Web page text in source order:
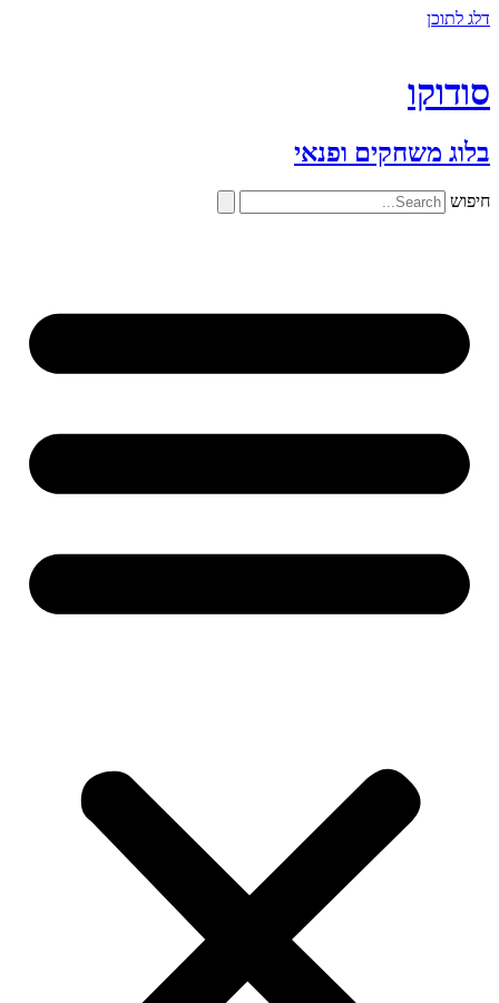
דלג לתוכן
סודוקו
בלוג משחקים ופנאי
חיפוש